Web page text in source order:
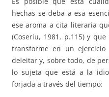
hechas se deba a esa
ese aroma a cita literaria
(Coseriu, 1981, p.115) y
transforme en un
deleitar y, sobre todo, de
lo sujeta que está a la
forjada a través del tiempo: